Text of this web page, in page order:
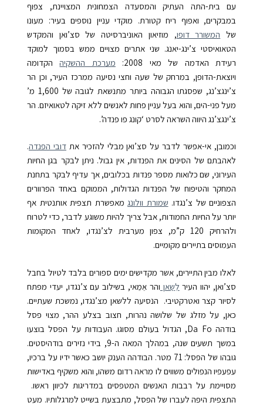
עם בית-התה העתיק והמסעדה הצמחונית המצויינת, צפוף
במבקרים, ואפוף ריח קטורת. מוקדי עניין נוספים בעיר: מעונו
של המשורר דופו, מוזיאון האוניברסיטה של סצ’ואן והמקדש
הטאואיסטי צ’ינג-יאנג. שני אתרים מצויים ממש בסמוך למוקד
רעידת האדמה של מאי 2008:
מערכת ההשקיההקדומה
ויוצאת-הדופן, במרחק של שעה וחצי נסיעה ממרכז העיר, וכן הר
צ’ינגצ’נג, שפסגתו הגבוהה ביותר מתנשאת לגובה של 1,600 מ’
מעל פני-הים, והוא בעל עניין פחות לאנשים ללא זיקה לטאואיזם. הר
צ’ינגצ’נג היווה השראה לסרט ‘קונג פו פנדה’.
וכמובן, אי-אפשר לדבר על סצ’ואן מבלי להזכיר אתדובי הפנדה.
לאהבתם של הסינים את הפנדות, אין גבול. ניתן לבקר בגן החיות
העירוני, שם כלואות מספר פנדות בכלובים, אך עדיף לבקר בתחנת
המחקר והטיפוח של הפנדות הגדולות, הממוקם באחד הפרוורים
הצפוניים של צ’נגדו. שמורת וולונג מאפשרת תצפית אותנטית אף
יותר על החיות החמודות, אבל צריך להיות משוגע לדבר, כדי לטרוח
ולהרחיק 120ק”מ, צפון מערבית לצ’נגדו, לאחד המקומות
העמוסים בתיירים מקומיים.
לאלו מבין התיירים, אשר מקדישים ימים ספורים בלבד לטיול בחבל
סצ’ואן, יהוו העיר לֵשַאן והר אֵמֵאי, בשילוב עם צ’נגדו, יעדי מפתח
לסיור קצר ואטרקטיבי. הנסיעה ללשאן מצ’נגדו, נמשכת שעתיים.
כאן, על מזלג של שלושה נהרות, חצוב בצלע ההר, מצוי פסל
בודהה Da Fo, הגדול בעולם מסוגו. העבודות על הפסל בוצעו
במשך תשעים שנה, במהלך המאה ה-9, בידי נזירים בודהיסטים.
גובהו של הפסל: 71 מטר. הבודהה הענק יושב כאשר ידיו על ברכיו,
עפעפיו הנפולים משווים לו מראה רדום משהו, והוא משקיף באדישות
מסויימת על רבבות האנשים המטפסים במדריגות לכיוון ראשו.
התצפית היפה לעברו של הפסל, מתבצעת בשייט למרגלותיו. מעט